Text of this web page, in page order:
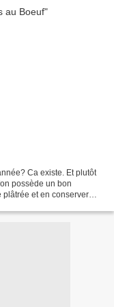
Ca existe. Et plutôt
possède un bon
plâtrée et en conserver